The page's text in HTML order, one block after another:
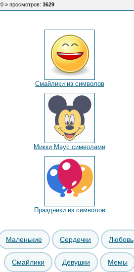
» просмотров: 3629
Смайлики из символов
Микки Маус символами
Праздники из символов
Маленькие Сердечки Любовь
Смайлики Девушки Мемы